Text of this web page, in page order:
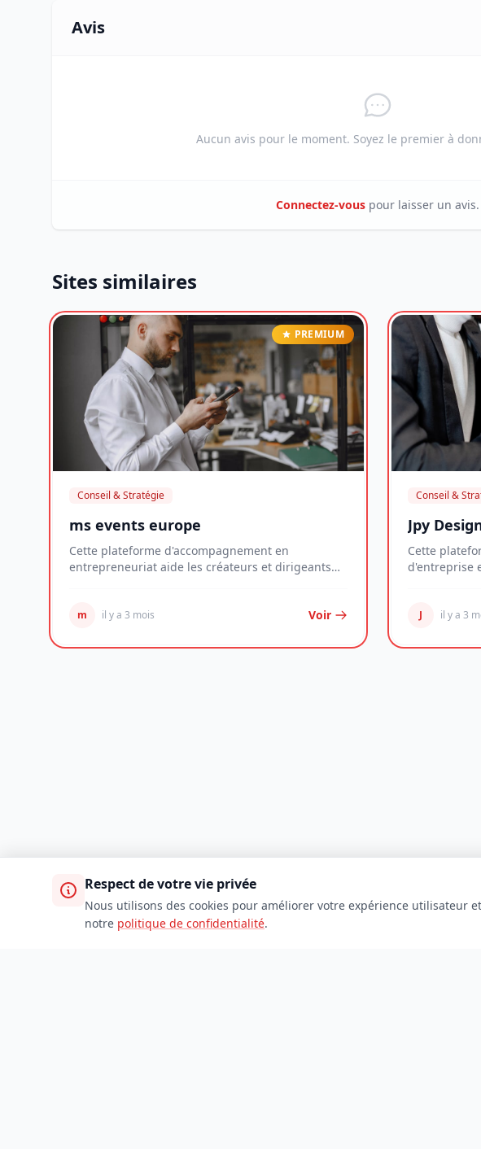
Avis
Aucun avis pour le moment. Soyez le premier à
Connectez-vous pour laisser un avis.
Sites similaires
PREMIUM
Conseil & Stratégie
ms events europe
Cette plateforme d'accompagnement en
entrepreneuriat aide les créateurs et dirigeants
m il y a 3 mois Voir
Conseil &
Jpy
Cette
d'entreprise
J il y a 3
Respect de votre vie privée
Nous utilisons des cookies pour améliorer votre expérience utilisateur
notre politique de confidentialité.